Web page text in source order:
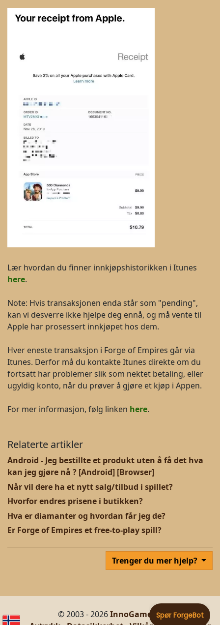
Lær hvordan du finner innkjøpshistorikken i Itunes
here.
Note: Hvis transaksjonen enda står som "pending",
kan vi desverre ikke hjelpe deg ennå, og må vente til
Apple har prosessert innkjøpet hos dem.
Hver eneste transaksjon i Forge of Empires går via
Itunes. Derfor må du kontakte Itunes direkte om du
fortsatt har problemer slik som nektet betaling, eller
ugyldig konto, når du prøver å gjøre et kjøp i Appen.
For mer informasjon, følg linken here.
Relaterte artikler
Android - Jeg bestillte et produkt uten å få det hva
kan jeg gjøre nå ? [Android] [Browser]
Når vil dere ha et nytt salg/tilbud i spillet?
Hvorfor endres prisene i butikken?
Hva er diamanter og hvordan får jeg de?
Er Forge of Empires et free-to-play spill?
Trenger du mer hjelp?
© 2003 - 2026InnoGames GmbH